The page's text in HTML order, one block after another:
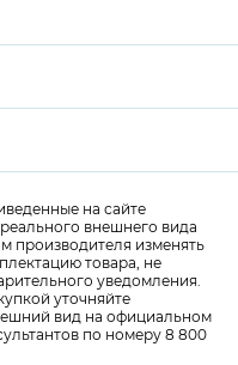
на сайте
внешнего вида
производителя изменять
товара, не
уведомления.
уточняйте
вид на официальном
по номеру 8 800